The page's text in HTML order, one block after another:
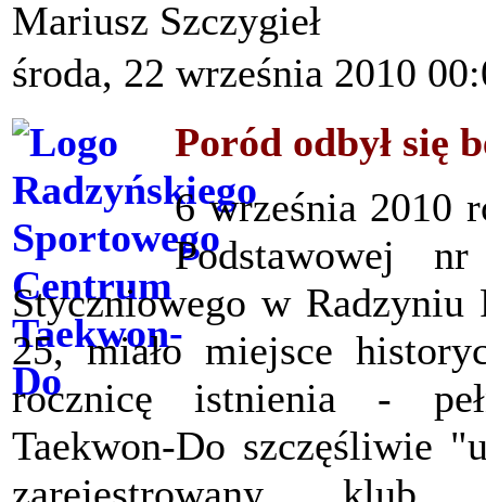
Mariusz Szczygieł
środa, 22 września 2010
Poród odbył się
6 września 2010
Podstawowej
Styczniowego w Radzyniu
25, miało miejsce
rocznicę istnienia -
Taekwon-Do szczęśliwie